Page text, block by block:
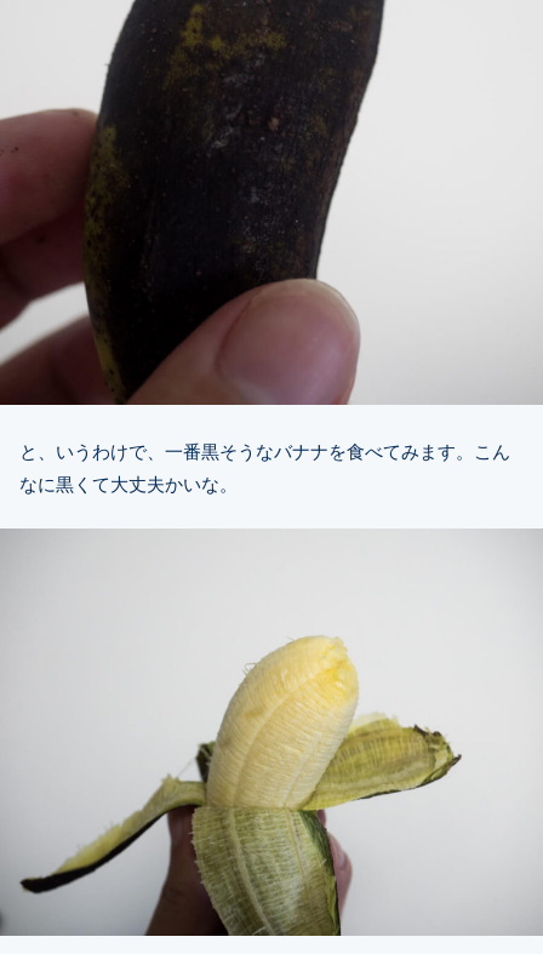
と、いうわけで、一番黒そうなバナナを食べてみます。こん
なに黒くて大丈夫かいな。